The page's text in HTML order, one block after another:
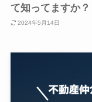
て知ってますか？
2024年5月14日